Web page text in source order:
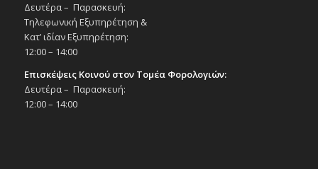
Δευτέρα – Παρασκευή:
Τηλεφωνική Εξυπηρέτηση &
Κατ’ ιδίαν Εξυπηρέτηση:
12:00 – 14:00
Επισκέψεις Κοινού στον Τομέα Φορολογιών:
Δευτέρα – Παρασκευή:
12:00 – 14:00